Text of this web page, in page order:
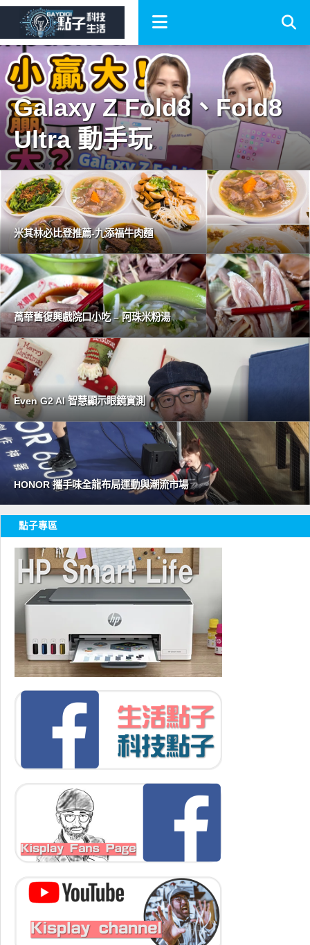
Galaxy Z Fold8、Fold8
Ultra 動手玩
米其林必比登推薦-九添福牛肉麵
萬華舊復興戲院口小吃 – 阿珠米粉湯
Even G2 AI 智慧顯示眼鏡實測
HONOR 攜手味全龍布局運動與潮流市場
點子專區